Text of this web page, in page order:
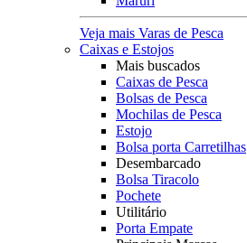
Veja mais Varas de Pesca
Caixas e Estojos
Mais buscados
Caixas de Pesca
Bolsas de Pesca
Mochilas de Pesca
Estojo
Bolsa porta Carretilhas
Desembarcado
Bolsa Tiracolo
Pochete
Utilitário
Porta Empate